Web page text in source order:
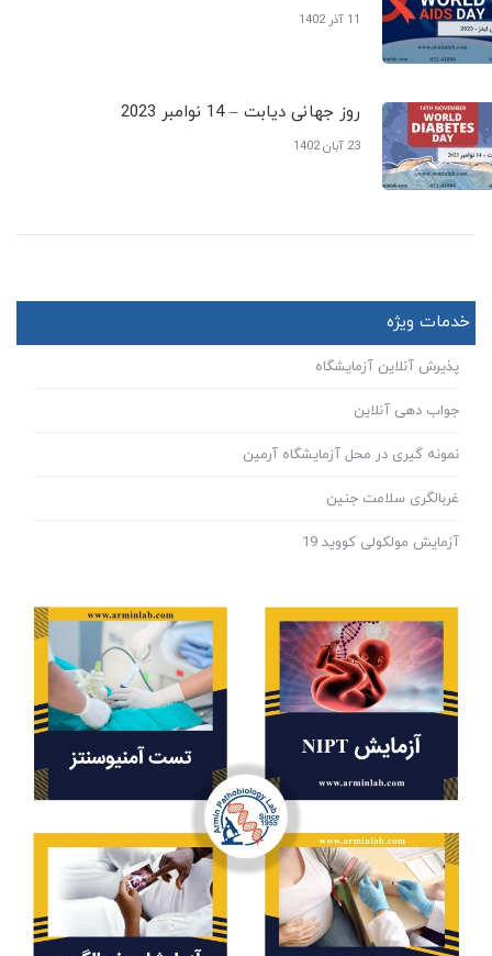
11 آذر 1402
روز جهانی دیابت – 14 نوامبر 2023
23 آبان 1402
خدمات ویژه
پذیرش آنلاین آزمایشگاه
جواب دهی آنلاین
نمونه گیری در محل آزمایشگاه آرمین
غربالگری سلامت جنین
آزمایش مولکولی کووید 19